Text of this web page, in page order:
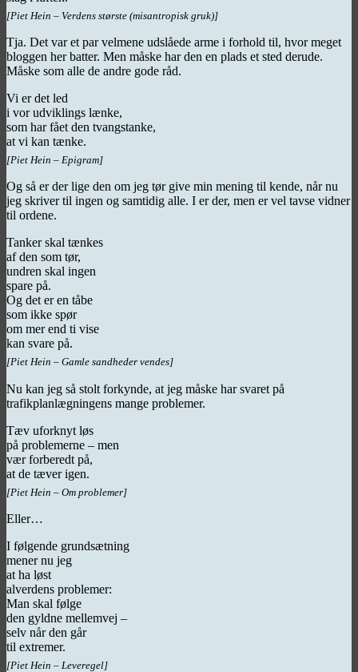
[Piet Hein – Verdens største (misantropisk gruk)]
Tja. Det var et par velmene udslåede arme i forhold til, hvor meget
bloggen her batter. Men måske har den en plads et sted derude.
Måske som alle de andre gode råd.
Vi er det led
i vor udviklings lænke,
som har fået den tvangstanke,
at vi kan tænke.
[Piet Hein – Epigram]
Og så er der lige den om jeg tør give min mening til kende, når nu
jeg skriver til ingen og samtidig alle. I er der, men er vel tavse vidner
til ordene.
Tanker skal tænkes
af den som tør,
undren skal ingen
spare på.
Og det er en tåbe
som ikke spør
om mer end ti vise
kan svare på.
[Piet Hein – Gamle sandheder vendes]
Nu kan jeg så stolt forkynde, at jeg måske har svaret på
trafikplanlægningens mange problemer.
Tæv uforknyt løs
på problemerne – men
vær forberedt på,
at de tæver igen.
[Piet Hein – Om problemer]
Eller…
I følgende grundsætning
mener nu jeg
at ha løst
alverdens problemer:
Man skal følge
den gyldne mellemvej –
selv når den går
til extremer.
[Piet Hein – Leveregel]